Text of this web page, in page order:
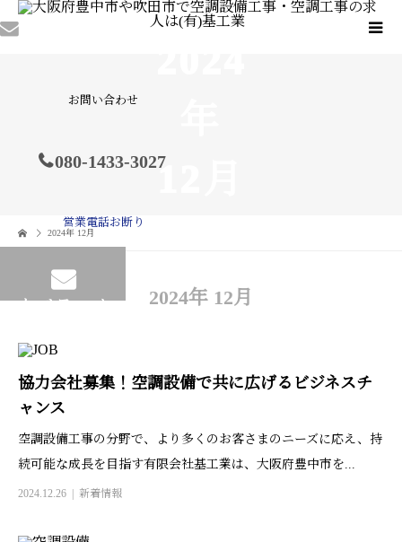
お問い合わせ
080-1433-3027
営業電話お断り
メールフォーム
12月
2024年 12月
2024年 12月
協力会社募集！空調設備で共に広げるビジネスチ
ャンス
空調設備工事の分野で、より多くのお客さまのニーズに応え、持
続可能な成長を目指す有限会社基工業は、大阪府豊中市を...
2024.12.26 新着情報